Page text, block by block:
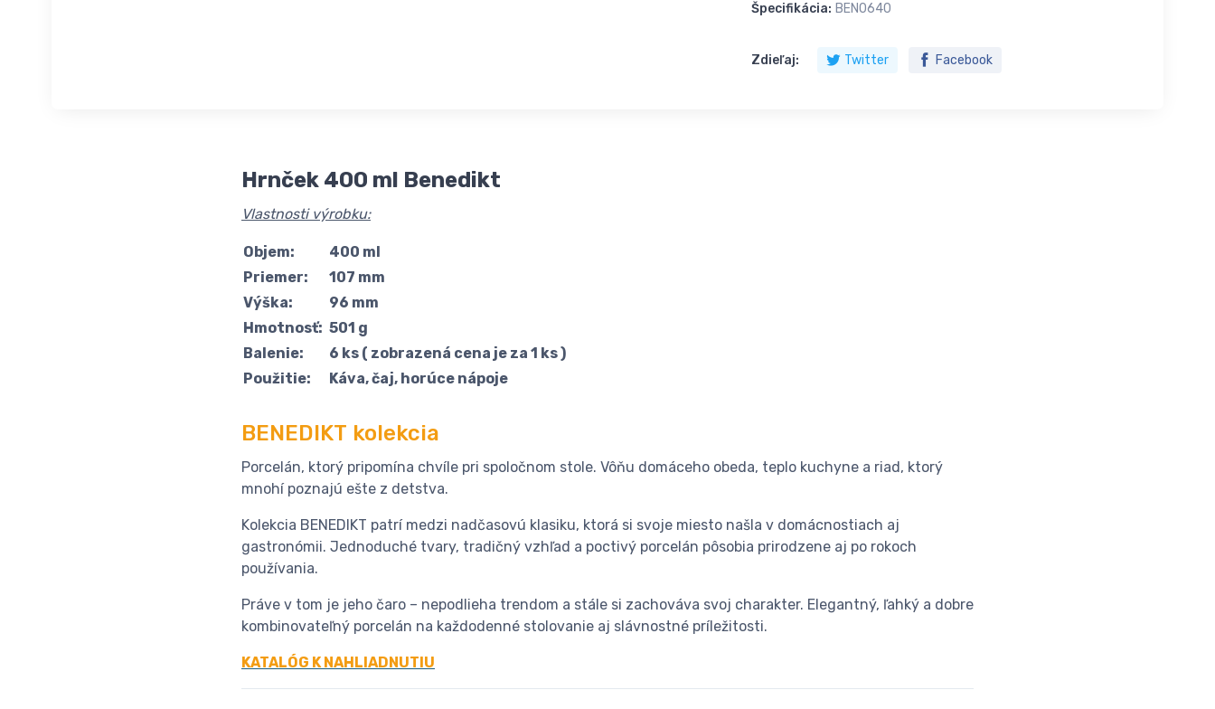
Špecifikácia: BEN0640
Zdieľaj: Twitter Facebook
Hrnček 400 ml Benedikt
Vlastnosti výrobku:
Objem:
400 ml
Priemer:
107 mm
Výška:
96 mm
Hmotnosť: 501 g
Balenie:
6 ks ( zobrazená cena je za 1 ks )
Použitie:
Káva, čaj, horúce nápoje
BENEDIKT kolekcia
Porcelán, ktorý pripomína chvíle pri spoločnom stole. Vôňu domáceho obeda, teplo kuchyne a riad, ktorý
mnohí poznajú ešte z detstva.
Kolekcia BENEDIKT patrí medzi nadčasovú klasiku, ktorá si svoje miesto našla v domácnostiach aj
gastronómii. Jednoduché tvary, tradičný vzhľad a poctivý porcelán pôsobia prirodzene aj po rokoch
používania.
Práve v tom je jeho čaro – nepodlieha trendom a stále si zachováva svoj charakter. Elegantný, ľahký a dobre
kombinovateľný porcelán na každodenné stolovanie aj slávnostné príležitosti.
KATALÓG K NAHLIADNUTIU